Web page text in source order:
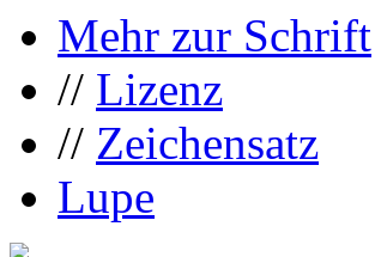
Mehr zur Schrift
// Lizenz
// Zeichensatz
Lupe